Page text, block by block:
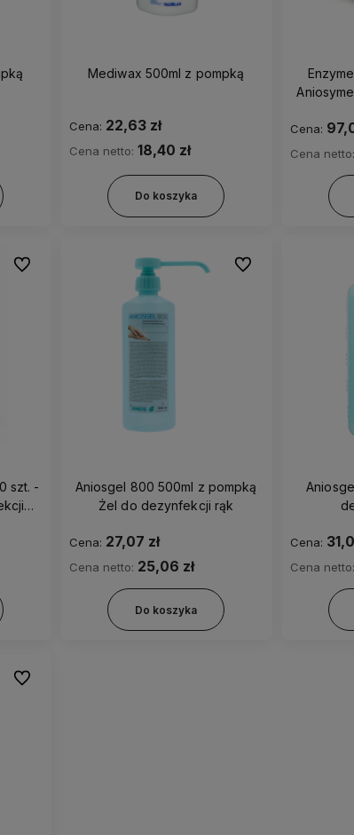
Mediwax 500ml z pompką
Cena: 22,63 zł
Cena netto: 18,40 zł
Do koszyka
Cena:
Cena netto:
szt. -
Do ulubionych
Aniosgel 800 500ml z pompką
Żel do dezynfekcji rąk
Cena: 27,07 zł
Cena netto: 25,06 zł
Do koszyka
Do ulubionych
Cena:
Cena netto:
Do ulubionych